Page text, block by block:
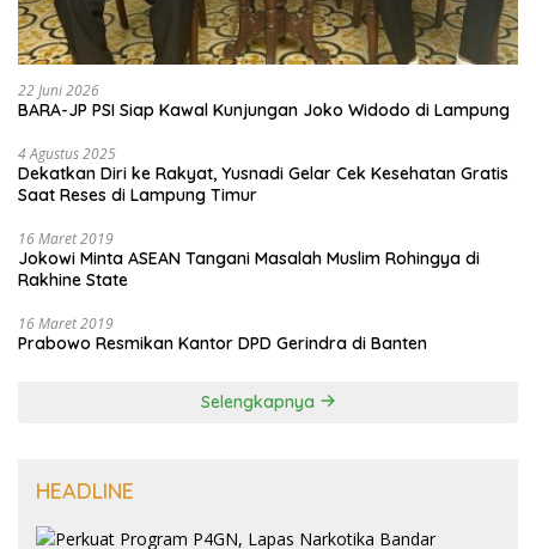
22 Juni 2026
BARA-JP PSI Siap Kawal Kunjungan Joko Widodo di Lampung
4 Agustus 2025
Dekatkan Diri ke Rakyat, Yusnadi Gelar Cek Kesehatan Gratis
Saat Reses di Lampung Timur
16 Maret 2019
Jokowi Minta ASEAN Tangani Masalah Muslim Rohingya di
Rakhine State
16 Maret 2019
Prabowo Resmikan Kantor DPD Gerindra di Banten
Selengkapnya
HEADLINE